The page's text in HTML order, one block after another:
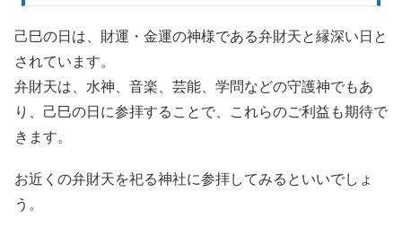
己巳の日は、財運・金運の神様である弁財天と縁深い日と
されています。
弁財天は、水神、音楽、芸能、学問などの守護神でもあ
り、己巳の日に参拝することで、これらのご利益も期待で
きます。
お近くの弁財天を祀る神社に参拝してみるといいでしょ
う。